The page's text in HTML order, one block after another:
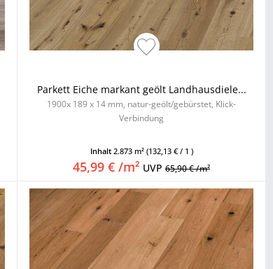
Parkett Eiche markant geölt Landhausdiele...
1900x 189 x 14 mm, natur-geölt/gebürstet, Klick-
Verbindung
Inhalt 2.873 m² (132,13 € / 1 )
45,99 € /m² UVP65,90 € /m²